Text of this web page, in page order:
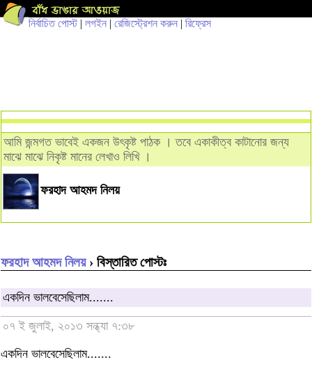
নির্বাচিত পোস্ট| লগইন | রেজিস্ট্রেশন করুন | রিফ্রেস
আমি জন্মগত ভাবেই একজন উৎকৃষ্ট পাঠক । তবে একাকীত্ব কাটানোর জন্য
মাঝে মাঝে নিকৃষ্ট মানের লেখাও লিখি ।
ফরহাদ আহমদ নিলয়
ফরহাদ আহমদ নিলয়› বিস্তারিত পোস্টঃ
একদিন ভালবেসেছিলাম.......
০৭ ই জুলাই, ২০১৩ সন্ধ্যা ৭:৩৮
একদিন ভালবেসেছিলাম.......